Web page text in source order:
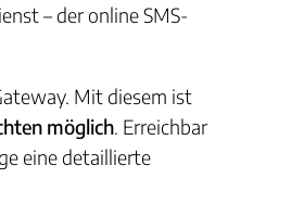
– der online SMS-
Mit diesem ist
möglich. Erreichbar
eine detaillierte